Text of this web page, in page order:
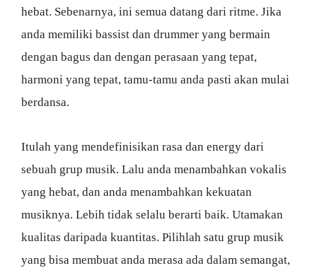
hebat. Sebenarnya, ini semua datang dari ritme. Jika
anda memiliki bassist dan drummer yang bermain
dengan bagus dan dengan perasaan yang tepat,
harmoni yang tepat, tamu-tamu anda pasti akan mulai
berdansa.
Itulah yang mendefinisikan rasa dan energy dari
sebuah grup musik. Lalu anda menambahkan vokalis
yang hebat, dan anda menambahkan kekuatan
musiknya. Lebih tidak selalu berarti baik. Utamakan
kualitas daripada kuantitas. Pilihlah satu grup musik
yang bisa membuat anda merasa ada dalam semangat,